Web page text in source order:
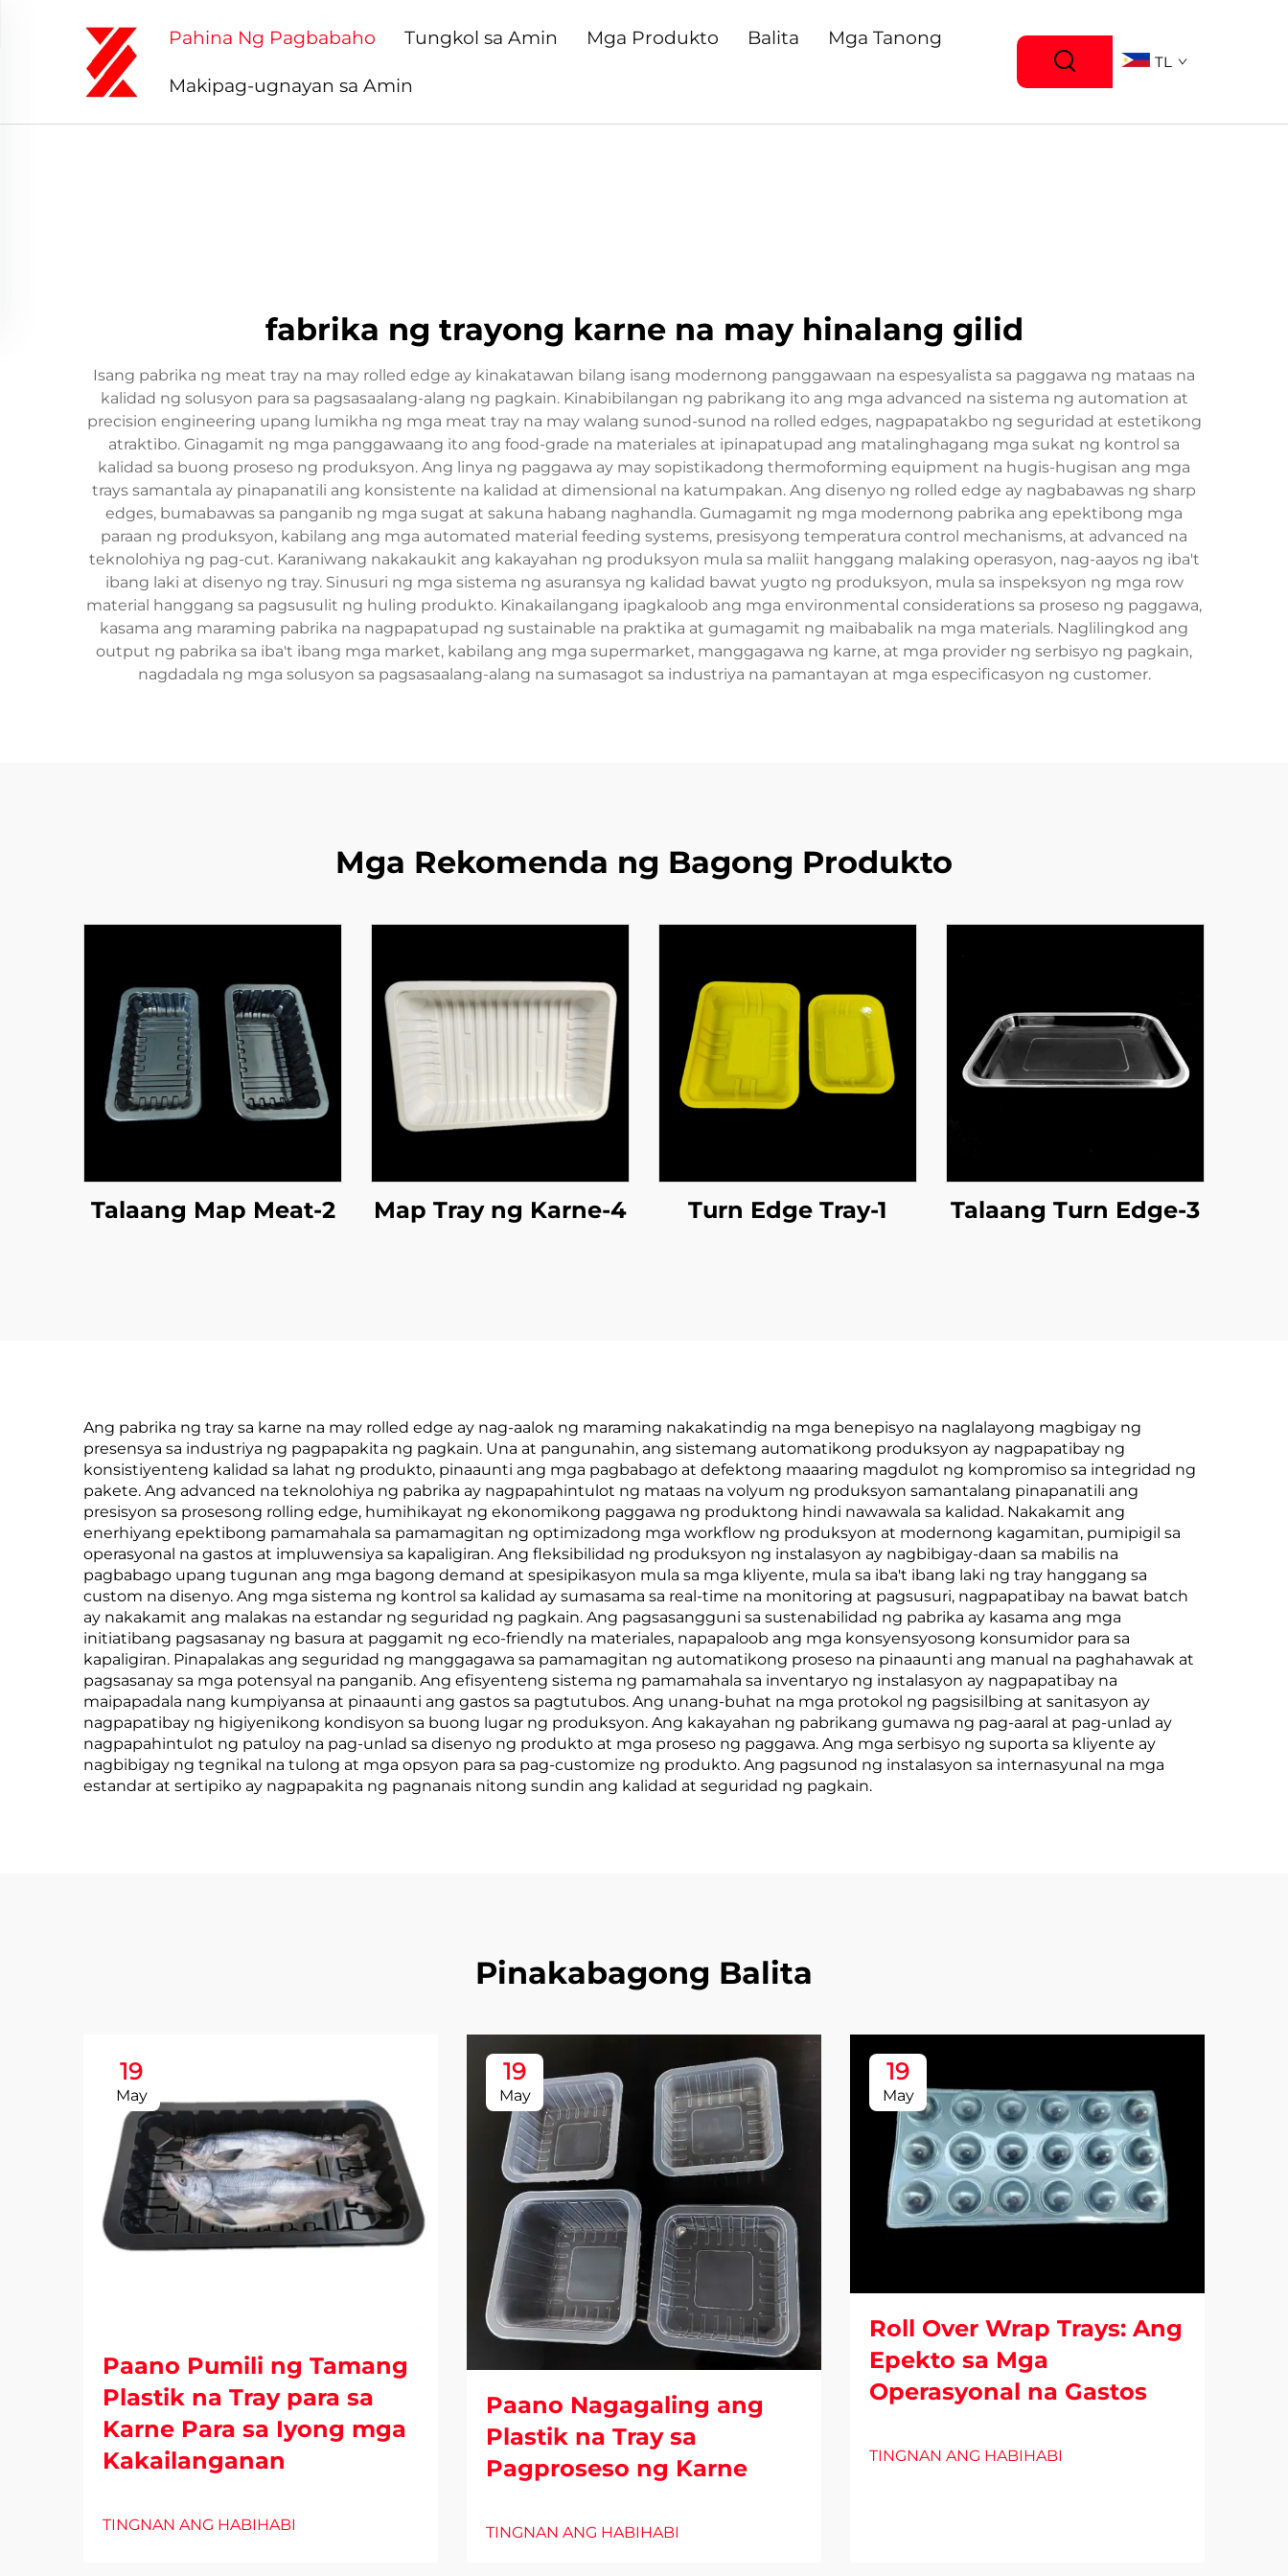
Pahina Ng Pagbabaho Tungkol sa Amin Mga Produkto Balita Mga Tanong
Makipag-ugnayan sa Amin
TL
fabrika ng trayong karne na may hinalang gilid
Isang pabrika ng meat tray na may rolled edge ay kinakatawan bilang isang modernong panggawaan na espesyalista sa paggawa ng mataas na
kalidad ng solusyon para sa pagsasaalang-alang ng pagkain. Kinabibilangan ng pabrikang ito ang mga advanced na sistema ng automation at
precision engineering upang lumikha ng mga meat tray na may walang sunod-sunod na rolled edges, nagpapatakbo ng seguridad at estetikong
atraktibo. Ginagamit ng mga panggawaang ito ang food-grade na materiales at ipinapatupad ang matalinghagang mga sukat ng kontrol sa
kalidad sa buong proseso ng produksyon. Ang linya ng paggawa ay may sopistikadong thermoforming equipment na hugis-hugisan ang mga
trays samantala ay pinapanatili ang konsistente na kalidad at dimensional na katumpakan. Ang disenyo ng rolled edge ay nagbabawas ng sharp
edges, bumabawas sa panganib ng mga sugat at sakuna habang naghandla. Gumagamit ng mga modernong pabrika ang epektibong mga
paraan ng produksyon, kabilang ang mga automated material feeding systems, presisyong temperatura control mechanisms, at advanced na
teknolohiya ng pag-cut. Karaniwang nakakaukit ang kakayahan ng produksyon mula sa maliit hanggang malaking operasyon, nag-aayos ng iba't
ibang laki at disenyo ng tray. Sinusuri ng mga sistema ng asuransya ng kalidad bawat yugto ng produksyon, mula sa inspeksyon ng mga row
material hanggang sa pagsusulit ng huling produkto. Kinakailangang ipagkaloob ang mga environmental considerations sa proseso ng paggawa,
kasama ang maraming pabrika na nagpapatupad ng sustainable na praktika at gumagamit ng maibabalik na mga materials. Naglilingkod ang
output ng pabrika sa iba't ibang mga market, kabilang ang mga supermarket, manggagawa ng karne, at mga provider ng serbisyo ng pagkain,
nagdadala ng mga solusyon sa pagsasaalang-alang na sumasagot sa industriya na pamantayan at mga especificasyon ng customer.
Mga Rekomenda ng Bagong Produkto
Talaang Map Meat-2 Map Tray ng Karne-4 Turn Edge Tray-1 Talaang Turn Edge-3
Ang pabrika ng tray sa karne na may rolled edge ay nag-aalok ng maraming nakakatindig na mga benepisyo na naglalayong magbigay ng
presensya sa industriya ng pagpapakita ng pagkain. Una at pangunahin, ang sistemang automatikong produksyon ay nagpapatibay ng
konsistiyenteng kalidad sa lahat ng produkto, pinaaunti ang mga pagbabago at defektong maaaring magdulot ng kompromiso sa integridad ng
pakete. Ang advanced na teknolohiya ng pabrika ay nagpapahintulot ng mataas na volyum ng produksyon samantalang pinapanatili ang
presisyon sa prosesong rolling edge, humihikayat ng ekonomikong paggawa ng produktong hindi nawawala sa kalidad. Nakakamit ang
enerhiyang epektibong pamamahala sa pamamagitan ng optimizadong mga workflow ng produksyon at modernong kagamitan, pumipigil sa
operasyonal na gastos at impluwensiya sa kapaligiran. Ang fleksibilidad ng produksyon ng instalasyon ay nagbibigay-daan sa mabilis na
pagbabago upang tugunan ang mga bagong demand at spesipikasyon mula sa mga kliyente, mula sa iba't ibang laki ng tray hanggang sa
custom na disenyo. Ang mga sistema ng kontrol sa kalidad ay sumasama sa real-time na monitoring at pagsusuri, nagpapatibay na bawat batch
ay nakakamit ang malakas na estandar ng seguridad ng pagkain. Ang pagsasangguni sa sustenabilidad ng pabrika ay kasama ang mga
initiatibang pagsasanay ng basura at paggamit ng eco-friendly na materiales, napapaloob ang mga konsyensyosong konsumidor para sa
kapaligiran. Pinapalakas ang seguridad ng manggagawa sa pamamagitan ng automatikong proseso na pinaaunti ang manual na paghahawak at
pagsasanay sa mga potensyal na panganib. Ang efisyenteng sistema ng pamamahala sa inventaryo ng instalasyon ay nagpapatibay na
maipapadala nang kumpiyansa at pinaaunti ang gastos sa pagtutubos. Ang unang-buhat na mga protokol ng pagsisilbing at sanitasyon ay
nagpapatibay ng higiyenikong kondisyon sa buong lugar ng produksyon. Ang kakayahan ng pabrikang gumawa ng pag-aaral at pag-unlad ay
nagpapahintulot ng patuloy na pag-unlad sa disenyo ng produkto at mga proseso ng paggawa. Ang mga serbisyo ng suporta sa kliyente ay
nagbibigay ng tegnikal na tulong at mga opsyon para sa pag-customize ng produkto. Ang pagsunod ng instalasyon sa internasyunal na mga
estandar at sertipiko ay nagpapakita ng pagnanais nitong sundin ang kalidad at seguridad ng pagkain.
Pinakabagong Balita
19
May
Paano Pumili ng Tamang
Plastik na Tray para sa
Karne Para sa Iyong mga
Kakailanganan
TINGNAN ANG HABIHABI
19
May
Paano Nagagaling ang
Plastik na Tray sa
Pagproseso ng Karne
TINGNAN ANG HABIHABI
19
May
Roll Over Wrap Trays: Ang
Epekto sa Mga
Operasyonal na Gastos
TINGNAN ANG HABIHABI